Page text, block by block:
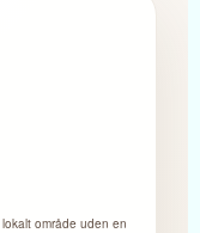
område uden en